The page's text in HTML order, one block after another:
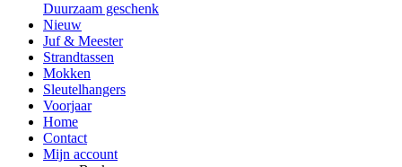
Duurzaam geschenk
Nieuw
Juf & Meester
Strandtassen
Mokken
Sleutelhangers
Voorjaar
Home
Contact
Mijn account